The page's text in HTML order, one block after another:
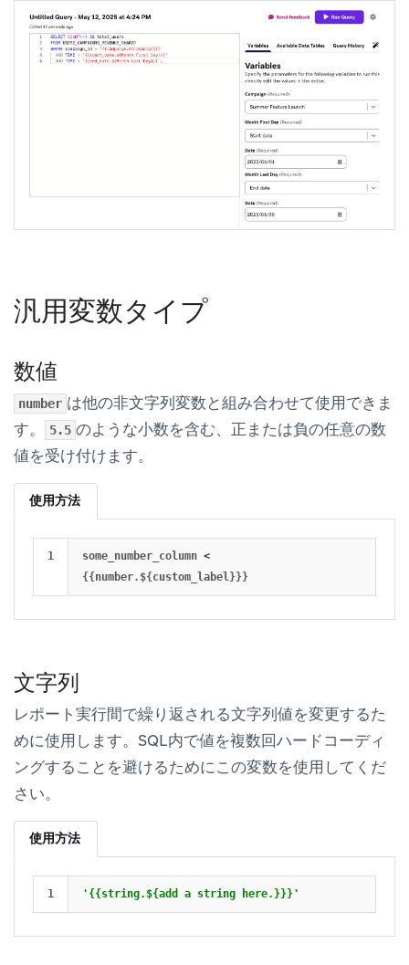
汎用変数タイプ
数値
number は他の非文字列変数と組み合わせて使用できま
す。
5.5 のような小数を含む、正または負の任意の数
値を受け付けます。
使用方法
some_number_column <
{{ number. ${ custom_label}}}
文字列
レポート実行間で繰り返される文字列値を変更するた
めに使用します。SQL内で値を複数回ハードコーディ
ングすることを避けるためにこの変数を使用してくだ
さい。
使用方法
'{{string.${add a string here.}}}'